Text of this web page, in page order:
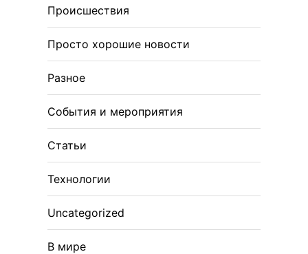
Происшествия
Просто хорошие новости
Разное
События и мероприятия
Статьи
Технологии
Uncategorized
В мире